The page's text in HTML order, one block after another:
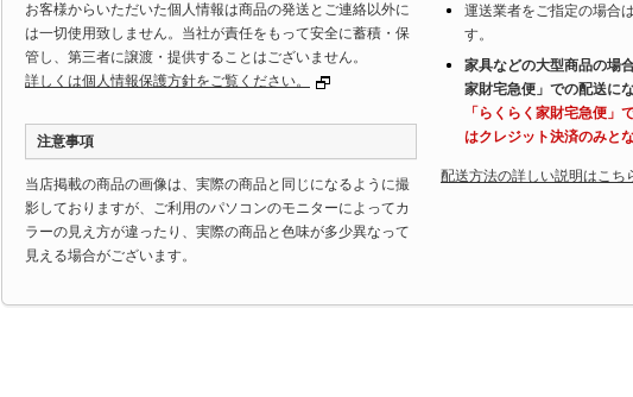
お客様からいただいた個人情報は商品の発送とご連絡以外に
は一切使用致しません。当社が責任をもって安全に蓄積・保
管し、第三者に譲渡・提供することはございません。
詳しくは個人情報保護方針をご覧ください。
注意事項
当店掲載の商品の画像は、実際の商品と同じになるように撮
影しておりますが、ご利用のパソコンのモニターによってカ
ラーの見え方が違ったり、実際の商品と色味が多少異なって
見える場合がございます。
運送業者をご指定の場合
す。
家具などの大型商品の場
家財宅急便」での配送にな
「らくらく家財宅急便」
はクレジット決済のみと
配送方法の詳しい説明はこち